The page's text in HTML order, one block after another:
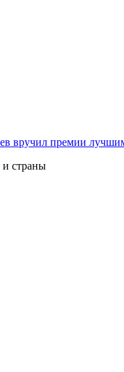
вручил премии
страны